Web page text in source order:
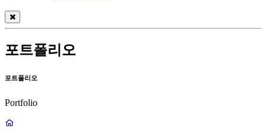
포트폴리오
포트폴리오
Portfolio